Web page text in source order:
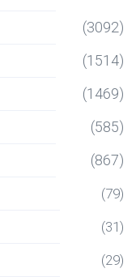
(3092)
(1514)
(1469)
(585)
(867)
(79)
(31)
(29)